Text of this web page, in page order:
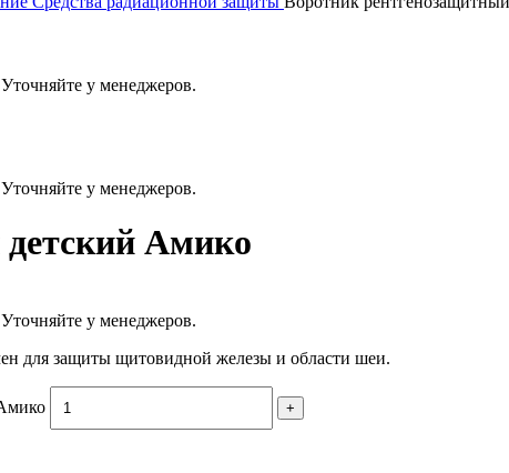
у менеджеров.
у менеджеров.
Амико
у менеджеров.
для защиты щитовидной железы и области шеи.